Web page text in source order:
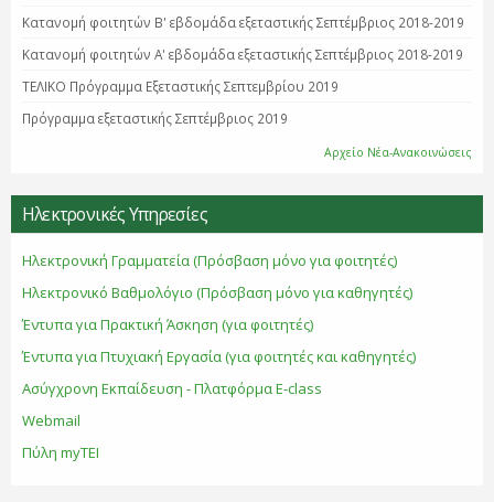
Κατανομή φοιτητών B' εβδομάδα εξεταστικής Σεπτέμβριος 2018-2019
Κατανομή φοιτητών Α' εβδομάδα εξεταστικής Σεπτέμβριος 2018-2019
ΤΕΛΙΚΟ Πρόγραμμα Εξεταστικής Σεπτεμβρίου 2019
Πρόγραμμα εξεταστικής Σεπτέμβριος 2019
Αρχείο Νέα-Ανακοινώσεις
Ηλεκτρονικές Υπηρεσίες
Ηλεκτρονική Γραμματεία (Πρόσβαση μόνο για φοιτητές)
Ηλεκτρονικό Βαθμολόγιο (Πρόσβαση μόνο για καθηγητές)
Έντυπα για Πρακτική Άσκηση (για φοιτητές)
Έντυπα για Πτυχιακή Εργασία (για φοιτητές και καθηγητές)
Ασύγχρονη Εκπαίδευση - Πλατφόρμα E-class
Webmail
Πύλη myTEI